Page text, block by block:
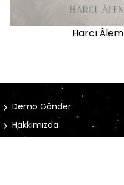
Harcı Âlem
Demo Gönder
Hakkımızda